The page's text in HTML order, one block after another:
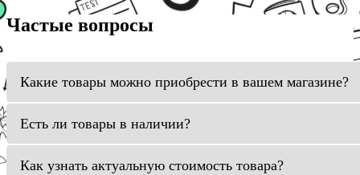
Частые вопросы
Какие товары можно приобрести в вашем магазине?
Есть ли товары в наличии?
Как узнать актуальную стоимость товара?